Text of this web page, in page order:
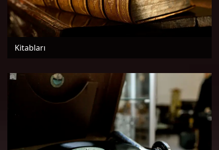
Kitabları